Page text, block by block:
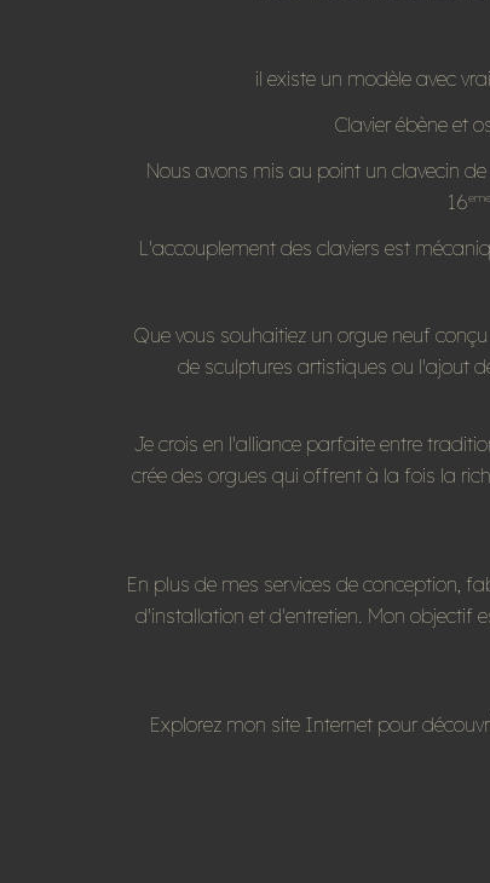
il existe un modèle avec
Clavier ébène et
Nous avons mis au point un clavecin
16eme.
L'accouplement des claviers est
Que vous souhaitiez un orgue neuf
de sculptures artistiques ou l'ajout
Je crois en l'alliance parfaite entre
crée des orgues qui offrent à la fois la
En plus de mes services de conception,
d'installation et d'entretien. Mon objectif
Explorez mon site Internet pour